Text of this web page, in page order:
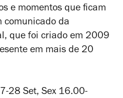
e momentos que ficam
comunicado da
que foi criado em 2009
em mais de 20
28 Set, Sex 16.00-